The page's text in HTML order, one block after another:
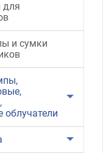
для
и сумки
облучатели